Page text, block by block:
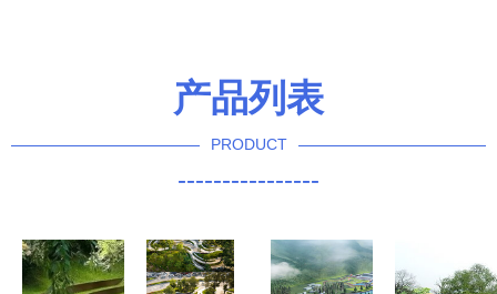
产品列表
PRODUCT
----------------